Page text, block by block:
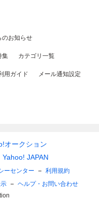
のお知らせ
集 カテゴリ一覧
用ガイド メール通知設定
オークション
Yahoo! JAPAN
ーセンター
利用規約
ヘルプ・お問い合わせ